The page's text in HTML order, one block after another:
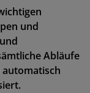
und
Abläufe